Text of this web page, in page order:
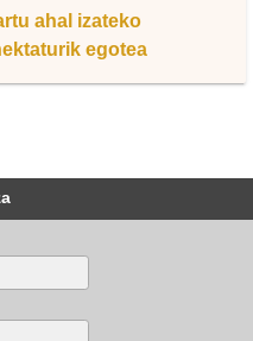
ahal izateko
egotea